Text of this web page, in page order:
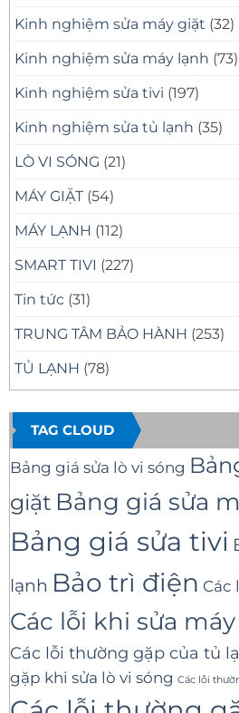
Kinh nghiệm sửa máy giặt (32)
Kinh nghiệm sửa máy lạnh (73)
Kinh nghiệm sửa tivi (197)
Kinh nghiệm sửa tủ lạnh (35)
LÒ VI SÓNG (21)
MÁY GIẶT (54)
MÁY LẠNH (112)
SMART TIVI (227)
Tin tức (31)
TRUNG TÂM BẢO HÀNH (253)
TỦ LẠNH (78)
TAG CLOUD
Bảng giá sửa lò vi sóng
giặt Bảng giá sửa
Bảng giá sửa tivi
lạnh Bảo trì điện Các
Các lỗi khi sửa
Các lỗi thường gặp của tủ
gặp khi sửa lò vi sóng Các lỗi